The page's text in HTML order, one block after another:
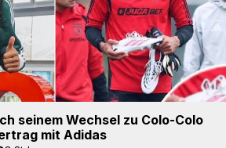
seinem Wechsel zu Colo-Colo
mit Adidas